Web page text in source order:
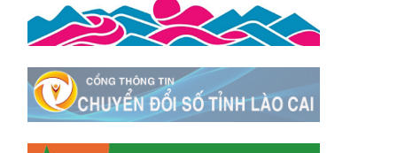
Xã Tằng Loỏng
Xã Gia Phú
Xã Mường
Hum
Xã Y Tý
Xã A Mú Sung